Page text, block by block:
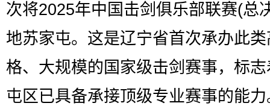
次将2025年中国击剑俱乐部联赛(总
地苏家屯。这是辽宁省首次承办此
格、大规模的国家级击剑赛事，标
屯区已具备承接顶级专业赛事的能力